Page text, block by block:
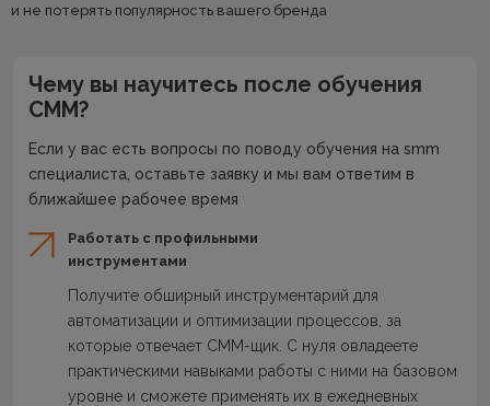
и не потерять популярность вашего бренда
Чему вы научитесь после обучения
СММ?
Если у вас есть вопросы по поводу обучения на smm
специалиста, оставьте заявку и мы вам ответим в
ближайшее рабочее время
Работать с профильными
инструментами
Получите обширный инструментарий для
автоматизации и оптимизации процессов, за
которые отвечает СММ-щик. С нуля овладеете
практическими навыками работы с ними на базовом
уровне и сможете применять их в ежедневных